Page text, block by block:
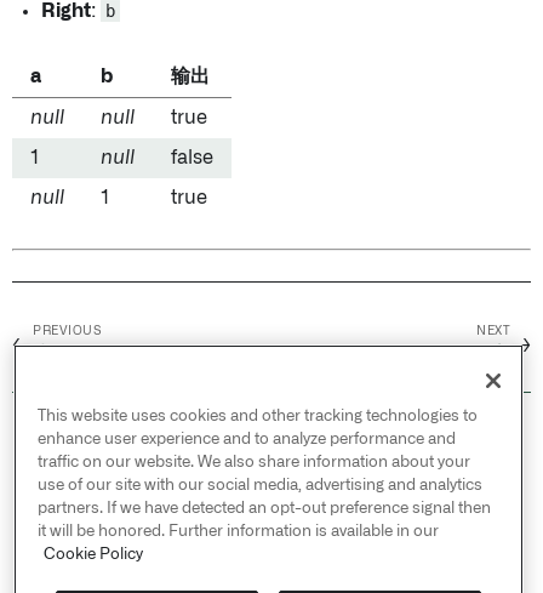
Right: b
a b 输出
null null true
1 null false
null 1 true
←
PREVIOUS NEXT
→
© 2026 Palantir Technologies Inc. All rights
reserved.
Cookies Statement ↗
Privacy Statement ↗
Terms of Use ↗
This website uses cookies and other tracking technologies to
enhance user experience and to analyze performance and
traffic on our website. We also share information about your
use of our site with our social media, advertising and analytics
partners. If we have detected an opt-out preference signal then
it will be honored. Further information is available in our
Cookie Policy